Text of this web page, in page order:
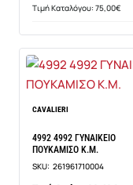
Τιμή Καταλόγου: 75,00€
CAVALIERI
4992 4992 ΓΥΝΑΙΚΕΙΟ
ΠΟΥΚΑΜΙΣΟ Κ.Μ.
SKU: 261961710004